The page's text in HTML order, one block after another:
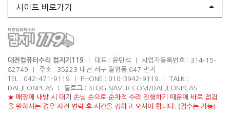
사이트 바로가기
대전컴퓨터수리 컴지기119 대표 : 윤민석
사업자등록번호 : 314-15-
82749
주소 : 35223 대전 서구 월평동 647 번지
TEL : 042-471-9119
PHONE : 010-3942-9119
TALK :
DAEJEONPCAS
블로그 : BLOG.NAVER.COM/DAEJEONPCAS
★ 매장에 내방 시 대기 손님 순으로 순차적 수리 진행하기 때문에 바로 점검
을 원하시는 경우 사전 연락 후 시간을 정하고 오셔야 합니다. (접수는 가능)